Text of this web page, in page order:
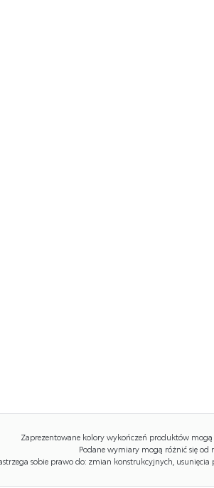
Zaprezentowane kolory wykończeń produktów mogą
Podane wymiary mogą różnić się od
sobie prawo do: zmian konstrukcyjnych,